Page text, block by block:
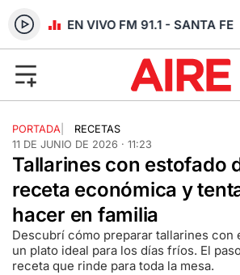
RADIO EN VIVO FM 91.1 - SANTA FE
PORTADA
RECETAS
11 DE JUNIO DE 2026 · 11:23
Tallarines con estofado
receta económica y
hacer en familia
Descubrí cómo preparar tallarines con
un plato ideal para los días fríos. El
receta que rinde para toda la mesa.